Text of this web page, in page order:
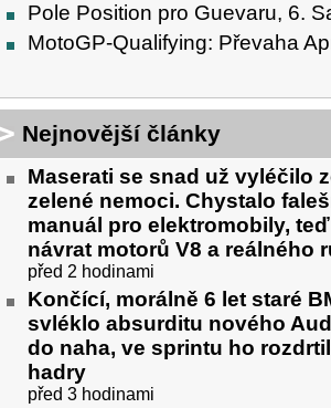
Pole Position pro Guevaru, 6.
MotoGP-Qualifying: Převaha
Nejnovější články
Maserati se snad už vyléčilo
zelené nemoci. Chystalo
manuál pro elektromobily,
návrat motorů V8 a reálného
před 2 hodinami
Končící, morálně 6 let staré
svléklo absurditu nového
do naha, ve sprintu ho
hadry
před 3 hodinami